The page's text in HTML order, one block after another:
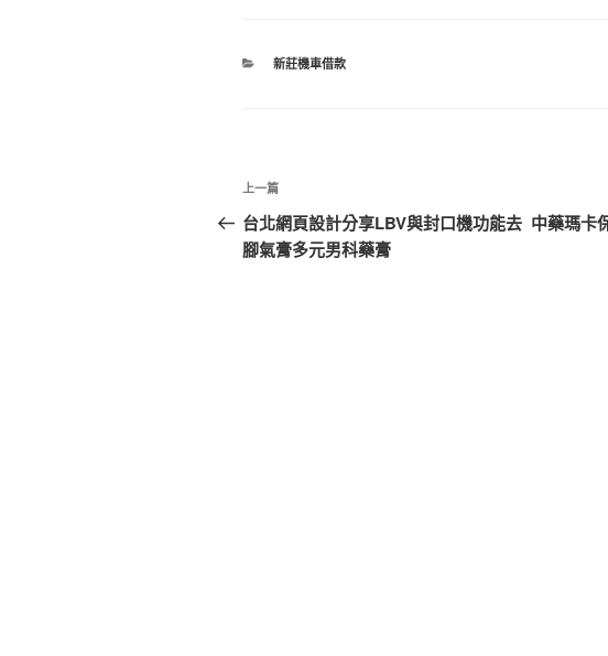
分
新莊機車借款
文
章
導
上
一
篇
上一篇
台北網頁設計分享LBV與封口機功能去
腳氣膏多元男科藥膏
中藥瑪卡